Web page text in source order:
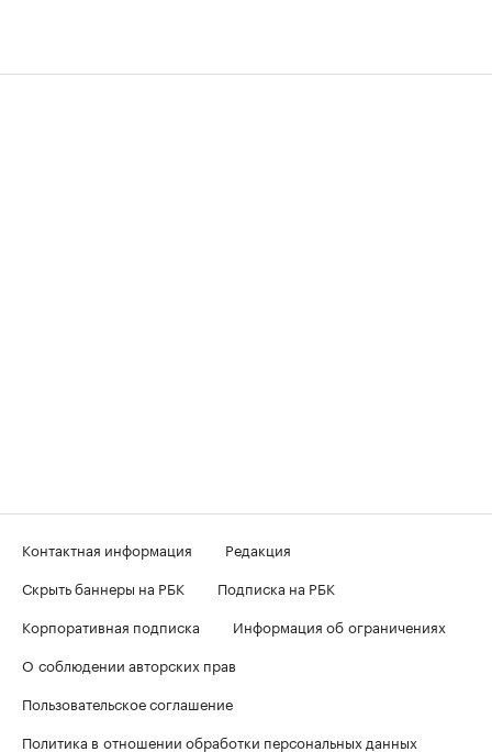
Контактная информация
Редакция
Скрыть баннеры на РБК
Подписка на РБК
Корпоративная подписка
Информация об ограничениях
О соблюдении авторских прав
Пользовательское соглашение
Политика в отношении обработки персональных данных